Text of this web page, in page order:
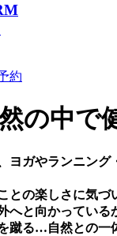
約
の中で
ヨガやランニング
との楽しさに気づ
へと向かっている
蹴る…⾃然との⼀